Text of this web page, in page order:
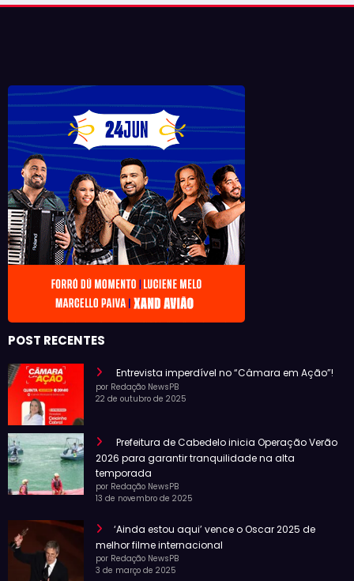
POST RECENTES
Entrevista imperdível no “Câmara em Ação”!
por Redação NewsPB
22 de outubro de 2025
Prefeitura de Cabedelo inicia Operação Verão
2026 para garantir tranquilidade na alta
temporada
por Redação NewsPB
13 de novembro de 2025
‘Ainda estou aqui’ vence o Oscar 2025 de
melhor filme internacional
por Redação NewsPB
3 de março de 2025